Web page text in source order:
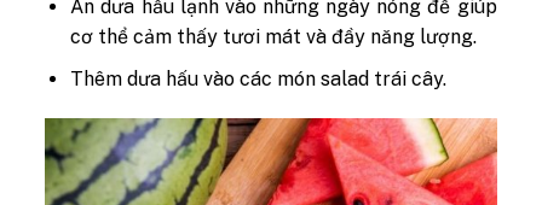
Ăn dưa hấu lạnh vào những ngày nóng để giúp
cơ thể cảm thấy tươi mát và đầy năng lượng.
Thêm dưa hấu vào các món salad trái cây.